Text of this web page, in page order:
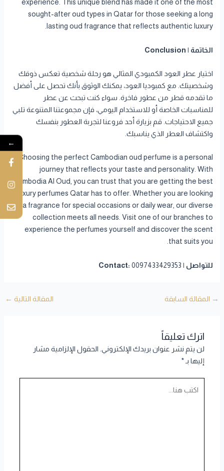
experience. This unique blend has made it one of the most
sought-after oud types in Qatar for those seeking a long
lasting oud fragrance that reflects authentic luxury.
الخاتمة | Conclusion
اختيار عطر العود الكمبودي المثالي هو رحلة شخصية تعكس ذوقك
وشخصيتك. مع كمبوديا العود، يمكنك الوثوق بأنك تحصل على أفضل
ما تقدمه قطر من عطور فاخرة. سواء كنت تبحث عن عطر
للمناسبات الخاصة أو للاستخدام اليومي، فإن مجموعتنا المتنوعة تلبي
جميع الاحتياجات. قم بزيارة أحد فروعنا لتجربة العطور بنفسك
واكتشاف العطر الذي يناسبك.
Choosing the perfect Cambodian oud perfume is a personal
journey that reflects your taste and personality. With
Cambodia Al Oud, you can trust that you are getting the best
luxury perfumes Qatar has to offer. Whether you are looking
for a fragrance for special occasions or daily wear, our diverse
collection meets all needs. Visit one of our branches to
experience the perfumes yourself and discover the scent
that suits you.
للتواصل | Contact: 0097433429353
→ المقالة السابقة المقالة التالية ←
اترك تعليقاً
لن يتم نشر عنوان بريدك الإلكتروني. الحقول الإلزامية مشار
إليها بـ*
←